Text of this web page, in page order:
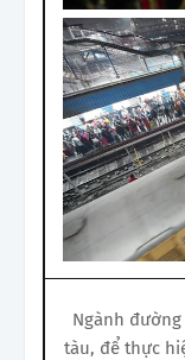
Ngành
tàu, để thực